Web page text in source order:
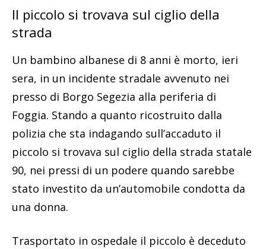
Il piccolo si trovava sul ciglio della
strada
Un bambino albanese di 8 anni è morto, ieri
sera, in un incidente stradale avvenuto nei
presso di Borgo Segezia alla periferia di
Foggia. Stando a quanto ricostruito dalla
polizia che sta indagando sull’accaduto il
piccolo si trovava sul ciglio della strada statale
90, nei pressi di un podere quando sarebbe
stato investito da un’automobile condotta da
una donna.
Trasportato in ospedale il piccolo è deceduto